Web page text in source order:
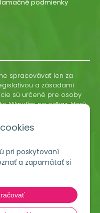
pri poskytovaní
a zapamätať si
podmienky
spracovávať len za
a zásadami
sú určené pre osoby
kliknutím na odkaz, ktorý
na odkaz z